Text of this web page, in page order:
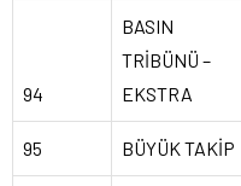
94
BASIN
TRİBÜNÜ –
EKSTRA
95 BÜYÜK TAKİP